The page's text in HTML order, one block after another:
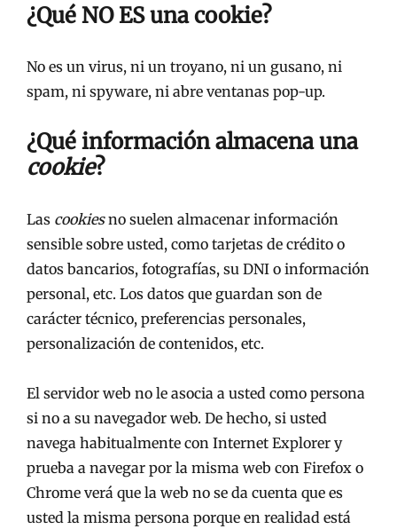
¿Qué NO ES una cookie?
No es un virus, ni un troyano, ni un gusano, ni
spam, ni spyware, ni abre ventanas pop-up.
¿Qué información almacena una
cookie?
Las cookiesno suelen almacenar información
sensible sobre usted, como tarjetas de crédito o
datos bancarios, fotografías, su DNI o información
personal, etc. Los datos que guardan son de
carácter técnico, preferencias personales,
personalización de contenidos, etc.
El servidor web no le asocia a usted como persona
si no a su navegador web. De hecho, si usted
navega habitualmente con Internet Explorer y
prueba a navegar por la misma web con Firefox o
Chrome verá que la web no se da cuenta que es
usted la misma persona porque en realidad está